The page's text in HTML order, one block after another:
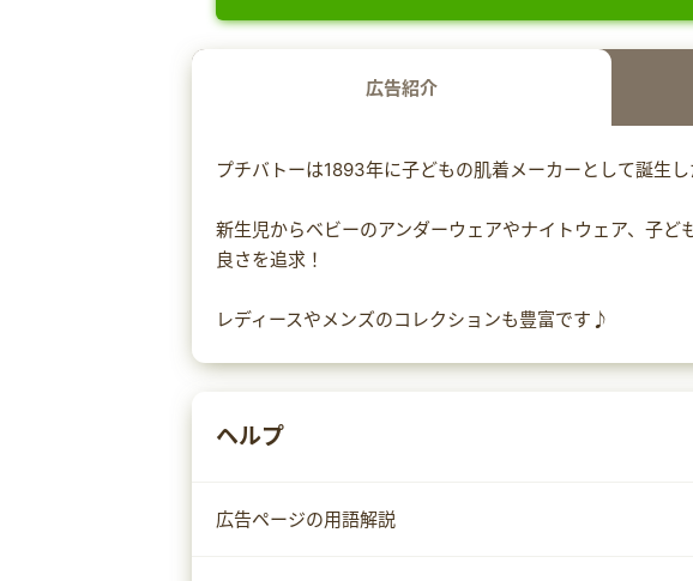
広告紹介
プチバトーは1893年に子どもの肌着メーカーとして誕生
新生児からベビーのアンダーウェアやナイトウェア、子ど
良さを追求！
レディースやメンズのコレクションも豊富です♪
ヘルプ
広告ページの用語解説